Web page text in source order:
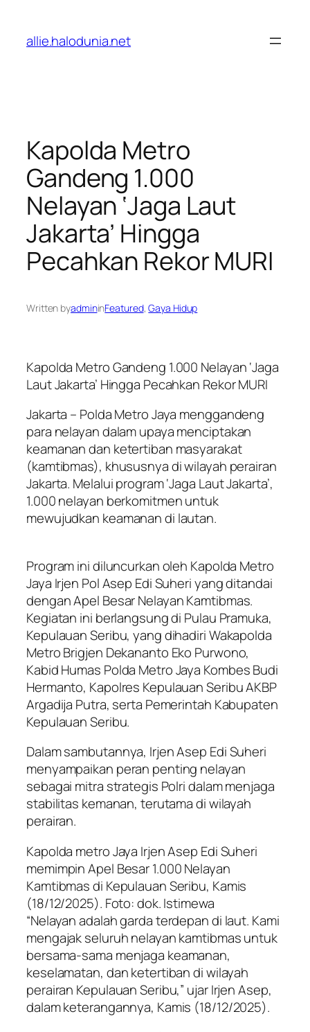
konten
allie.halodunia.net
Kapolda Metro
Gandeng 1.000
Nelayan ‘Jaga Laut
Jakarta’ Hingga
Pecahkan Rekor MURI
Written byadmininFeatured, Gaya Hidup
Kapolda Metro Gandeng 1.000 Nelayan ‘Jaga
Laut Jakarta’ Hingga Pecahkan Rekor MURI
Jakarta – Polda Metro Jaya menggandeng
para nelayan dalam upaya menciptakan
keamanan dan ketertiban masyarakat
(kamtibmas), khususnya di wilayah perairan
Jakarta. Melalui program ‘Jaga Laut Jakarta’,
1.000 nelayan berkomitmen untuk
mewujudkan keamanan di lautan.
Program ini diluncurkan oleh Kapolda Metro
Jaya Irjen Pol Asep Edi Suheri yang ditandai
dengan Apel Besar Nelayan Kamtibmas.
Kegiatan ini berlangsung di Pulau Pramuka,
Kepulauan Seribu, yang dihadiri Wakapolda
Metro Brigjen Dekananto Eko Purwono,
Kabid Humas Polda Metro Jaya Kombes Budi
Hermanto, Kapolres Kepulauan Seribu AKBP
Argadija Putra, serta Pemerintah Kabupaten
Kepulauan Seribu.
Dalam sambutannya, Irjen Asep Edi Suheri
menyampaikan peran penting nelayan
sebagai mitra strategis Polri dalam menjaga
stabilitas kemanan, terutama di wilayah
perairan.
Kapolda metro Jaya Irjen Asep Edi Suheri
memimpin Apel Besar 1.000 Nelayan
Kamtibmas di Kepulauan Seribu, Kamis
(18/12/2025). Foto: dok. Istimewa
“Nelayan adalah garda terdepan di laut. Kami
mengajak seluruh nelayan kamtibmas untuk
bersama-sama menjaga keamanan,
keselamatan, dan ketertiban di wilayah
perairan Kepulauan Seribu,” ujar Irjen Asep,
dalam keterangannya, Kamis (18/12/2025).